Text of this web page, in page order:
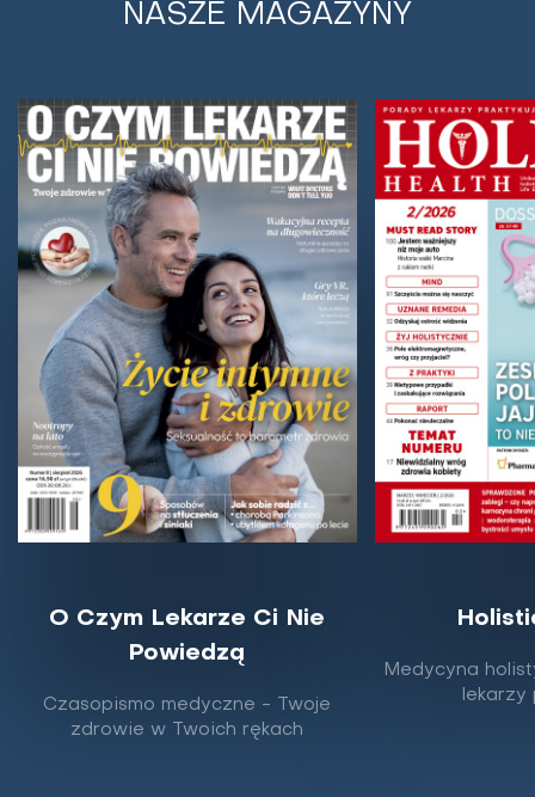
NASZE MAGAZYNY
O Czym Lekarze Ci Nie
Powiedzą
Czasopismo medyczne - Twoje
zdrowie w Twoich rękach
Medycyna
lekarzy